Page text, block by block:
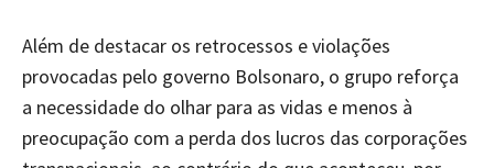
Além de destacar os retrocessos e violações
provocadas pelo governo Bolsonaro, o grupo reforça
a necessidade do olhar para as vidas e menos à
preocupação com a perda dos lucros das corporações